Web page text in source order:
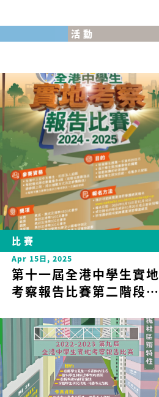
活動
比賽
Apr 15日, 2025
第十一屆全港中學生實地
考察報告比賽第二階段入